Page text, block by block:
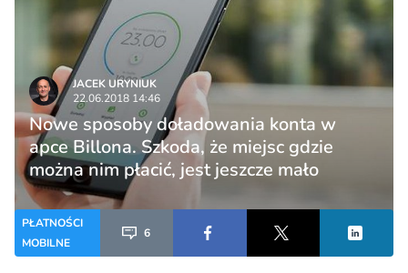
JACEK URYNIUK
22.06.2018 14:46
Nowe sposoby doładowania konta w
apce Billona. Szkoda, że miejsc gdzie
można nim płacić, jest jeszcze mało
PŁATNOŚCI
MOBILNE
6